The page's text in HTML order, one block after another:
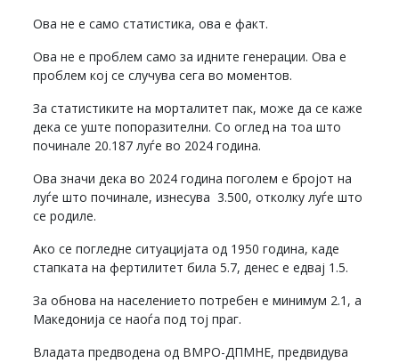
Ова не е само статистика, ова е факт.
Ова не е проблем само за идните генерации. Ова е
проблем кој се случува сега во моментов.
За статистиките на морталитет пак, може да се каже
дека се уште попоразителни. Со оглед на тоа што
починале 20.187 луѓе во 2024 година.
Ова значи дека во 2024 година поголем е бројот на
луѓе што починале, изнесува 3.500, отколку луѓе што
се родиле.
Ако се погледне ситуацијата од 1950 година, каде
стапката на фертилитет била 5.7, денес е едвај 1.5.
За обнова на населението потребен е минимум 2.1, а
Македонија се наоѓа под тој праг.
Владата предводена од ВМРО-ДПМНЕ, предвидува